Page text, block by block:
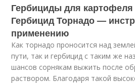
Гербициды для картофеля
Гербицид Торнадо —
применению
Как торнадо проносится над
пути, так и гербицид с таким же
шансов сорнякам выжить после
раствором. Благодаря такой